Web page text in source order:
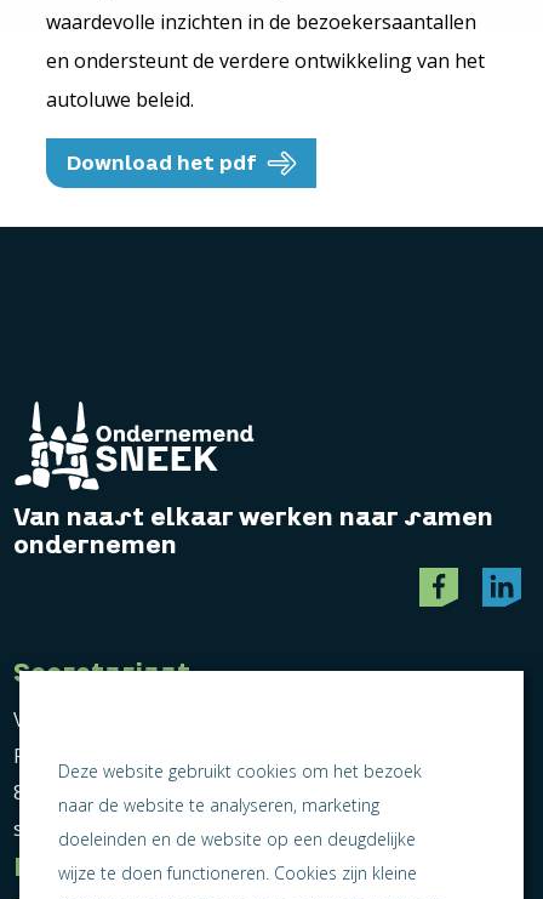
waardevolle inzichten in de bezoekersaantallen
en ondersteunt de verdere ontwikkeling van het
autoluwe beleid.
Download het pdf
Van naast elkaar werken naar samen
ondernemen
Secretariaat
Vereniging Ondernemend Sneek
Postbus 464
8600 AL Sneek
secretariaat@ondernemendsneek.nl
Informatie
Deze website gebruikt cookies om het bezoek
naar de website te analyseren, marketing
doeleinden en de website op een deugdelijke
wijze te doen functioneren. Cookies zijn kleine